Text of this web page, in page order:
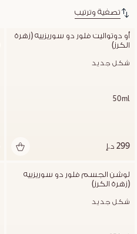
تصفية وترتيب
الكرز)
شكل جديد
50ml
299 د.إ
(زهرة الكرز)
شكل جديد